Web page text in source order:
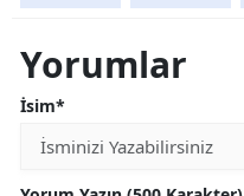
Yorumlar
İsim*